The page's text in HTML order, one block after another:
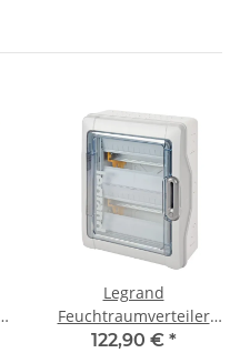
Legrand
Feuchtraumverteiler
Aufputz 2 x 12 TE
122,90 € *